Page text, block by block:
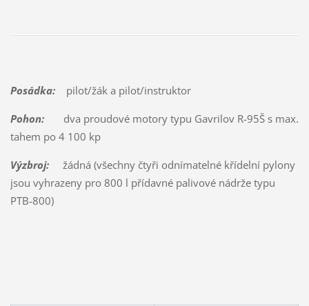
Posádka:pilot/žák a pilot/instruktor
Pohon:dva proudové motory typu Gavrilov R-95Š s max.
tahem po 4 100 kp
Výzbroj:žádná (všechny čtyři odnímatelné křídelní pylony
jsou vyhrazeny pro 800 l přídavné palivové nádrže typu
PTB-800)